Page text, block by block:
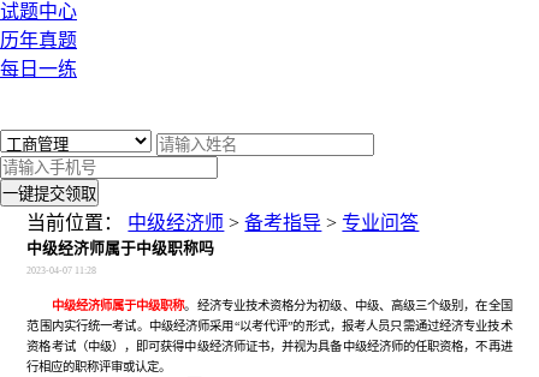
试题中心
历年真题
每日一练
一键提交领取
当前位置： 中级经济师 >备考指导 >专业问答
中级经济师属于中级职称吗
2023-04-07 11:28
中级经济师属于中级职称。经济专业技术资格分为初级、中级、高级三个级别，在全国
范围内实行统一考试。中级经济师采用“以考代评”的形式，报考人员只需通过经济专业技术
资格考试（中级），即可获得中级经济师证书，并视为具备中级经济师的任职资格，不再进
行相应的职称评审或认定。